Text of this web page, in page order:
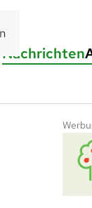
Nachrichten